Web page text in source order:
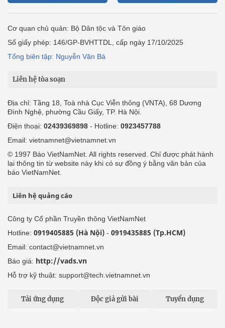
Cơ quan chủ quản: Bộ Dân tộc và Tôn giáo
Số giấy phép: 146/GP-BVHTTDL, cấp ngày 17/10/2025
Tổng biên tập: Nguyễn Văn Bá
Liên hệ tòa soạn
Địa chỉ: Tầng 18, Toà nhà Cục Viễn thông (VNTA), 68 Dương
Đình Nghệ, phường Cầu Giấy, TP. Hà Nội.
Điện thoại: 02439369898 - Hotline: 0923457788
Email: vietnamnet@vietnamnet.vn
© 1997 Báo VietNamNet. All rights reserved. Chỉ được phát hành
lại thông tin từ website này khi có sự đồng ý bằng văn bản của
báo VietNamNet.
Liên hệ quảng cáo
Công ty Cổ phần Truyền thông VietNamNet
Hotline: 0919405885 (Hà Nội) - 0919435885 (Tp.HCM)
Email: contact@vietnamnet.vn
Báo giá: http://vads.vn
Hỗ trợ kỹ thuật: support@tech.vietnamnet.vn
Tải ứng dụng Độc giả gửi bài Tuyển dụng